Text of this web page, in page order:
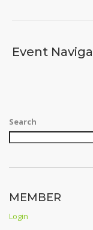
Event
Search
MEMBER
Login